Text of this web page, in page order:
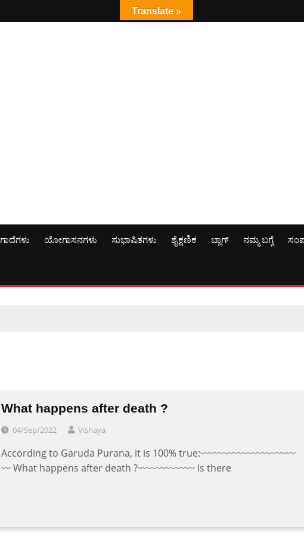
ಗಾದೆಗಳು ಯೋಗಾಸನಗಳು ಸುಭಾಷಿತಗಳು ಶೈಕ್ಷಣಿಕ ಬ್ಲಾಗ್ ನಮ್ಮ ಬಗ್ಗೆ
What happens after death ?
04/Sep/2022 Vishaya
According to Garuda Purana, it is 100% true:〰〰〰〰〰〰〰〰〰〰
〰 What happens after death ?〰〰〰〰〰〰 Is there
Translate »